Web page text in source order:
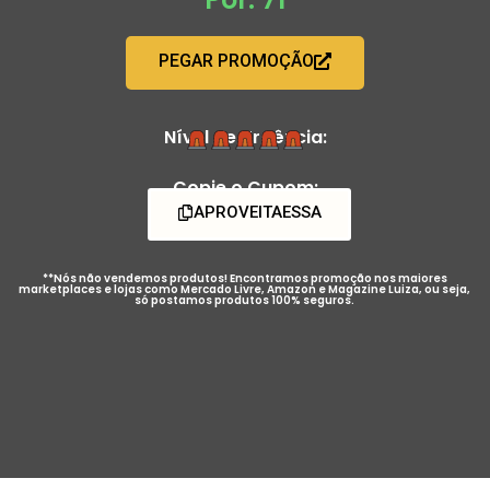
PEGAR PROMOÇÃO
Nível de Urgência:
Copie o Cupom:
APROVEITAESSA
**Nós não vendemos produtos! Encontramos promoção nos maiores
marketplaces e lojas como Mercado Livre, Amazon e Magazine Luiza, ou seja,
só postamos produtos 100% seguros.